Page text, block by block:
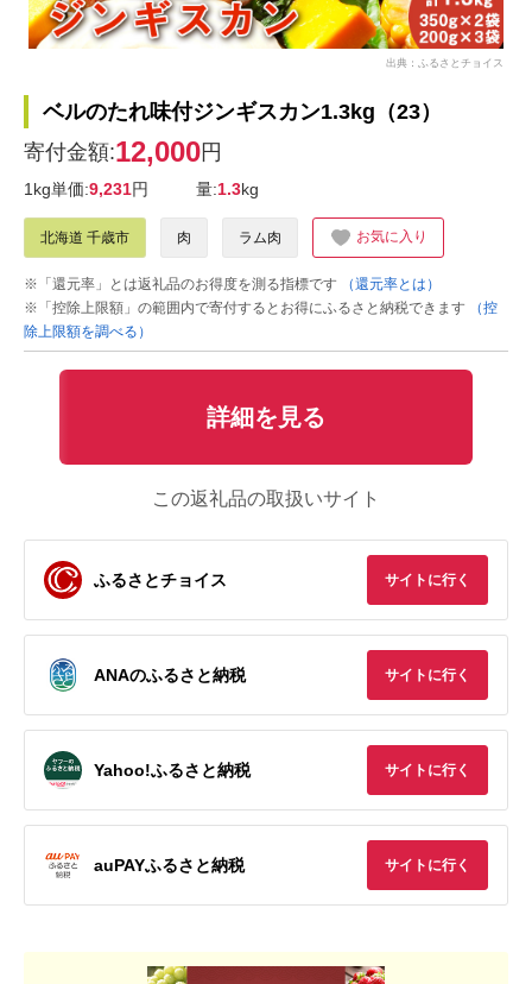
出典：ふるさとチョイス
ベルのたれ味付ジンギスカン1.3kg（23）
寄付金額:12,000円
1kg単価:9,231円 量:1.3kg
北海道 千歳市 肉 ラム肉 お気に入り
※「還元率」とは返礼品のお得度を測る指標です
（還元率とは）
※「控除上限額」の範囲内で寄付するとお得にふるさと納税できます
（控
除上限額を調べる）
詳細を見る
この返礼品の取扱いサイト
ふるさとチョイス サイトに行く
ANAのふるさと納税 サイトに行く
Yahoo!ふるさと納税 サイトに行く
auPAYふるさと納税 サイトに行く